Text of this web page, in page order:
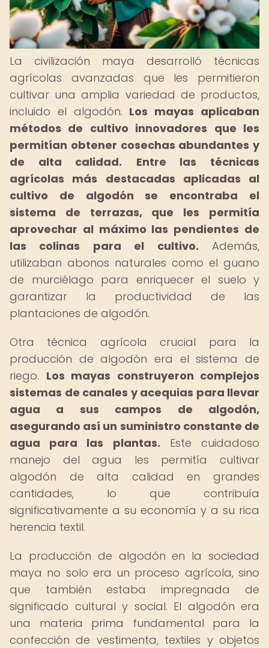
La civilización maya desarrolló técnicas
agrícolas avanzadas que les permitieron
cultivar una amplia variedad de productos,
incluido el algodón. Los mayas aplicaban
métodos de cultivo innovadores que les
permitían obtener cosechas abundantes y
de alta calidad.
Entre las técnicas
agrícolas más destacadas aplicadas al
cultivo de algodón se encontraba el
sistema de terrazas, que les permitía
aprovechar al máximo las pendientes de
las colinas para el cultivo. Además,
utilizaban abonos naturales como el guano
de murciélago para enriquecer el suelo y
garantizar la productividad de las
plantaciones de algodón.
Otra técnica agrícola crucial para la
producción de algodón era el sistema de
riego. Los mayas construyeron complejos
sistemas de canales y acequias para llevar
agua a sus campos de algodón,
asegurando así un suministro constante de
agua para las plantas. Este cuidadoso
manejo del agua les permitía cultivar
algodón de alta calidad en grandes
cantidades, lo que contribuía
significativamente a su economía y a su rica
herencia textil.
La producción de algodón en la sociedad
maya no solo era un proceso agrícola, sino
que también estaba impregnada de
significado cultural y social. El algodón era
una materia prima fundamental para la
confección de vestimenta, textiles y objetos